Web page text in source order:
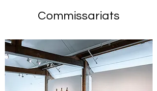
Commissariats